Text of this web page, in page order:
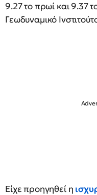
9.27 το πρωί και 9.37
Γεωδυναμικό
Είχε προηγηθεί η